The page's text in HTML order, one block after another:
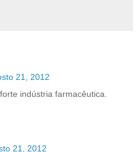
21, 2012
indústria farmacêutica.
21, 2012